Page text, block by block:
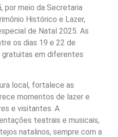
por meio da Secretaria
Histórico e Lazer,
de Natal 2025. As
os dias 19 e 22 de
em diferentes
local, fortalece as
momentos de lazer e
e visitantes. A
teatrais e musicais,
natalinos, sempre com a